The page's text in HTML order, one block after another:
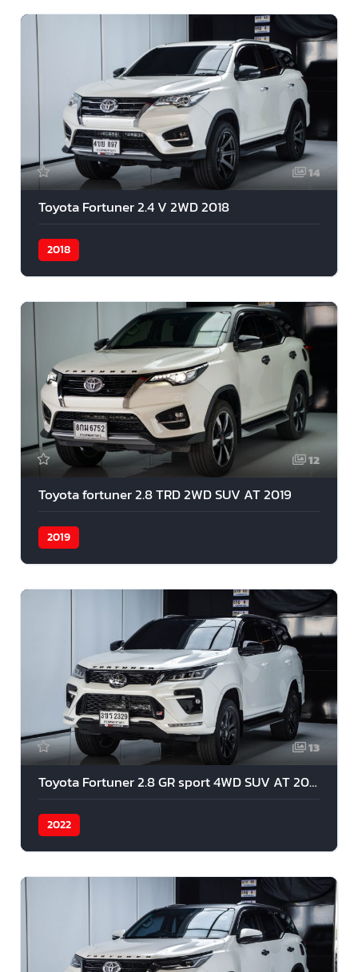
14
Toyota Fortuner 2.4 V 2WD 2018
2018
12
Toyota fortuner 2.8 TRD 2WD SUV AT 2019
2019
13
Toyota Fortuner 2.8 GR sport 4WD SUV AT 2022
2022